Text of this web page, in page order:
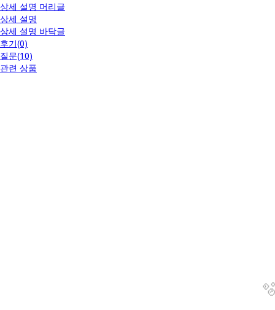
상세 설명 머리글
상세 설명
상세 설명 바닥글
후기(0)
질문(10)
관련 상품